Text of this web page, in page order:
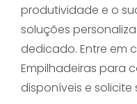
produtividade e o
soluções
dedicado. Entre em
Empilhadeiras para
disponíveis e